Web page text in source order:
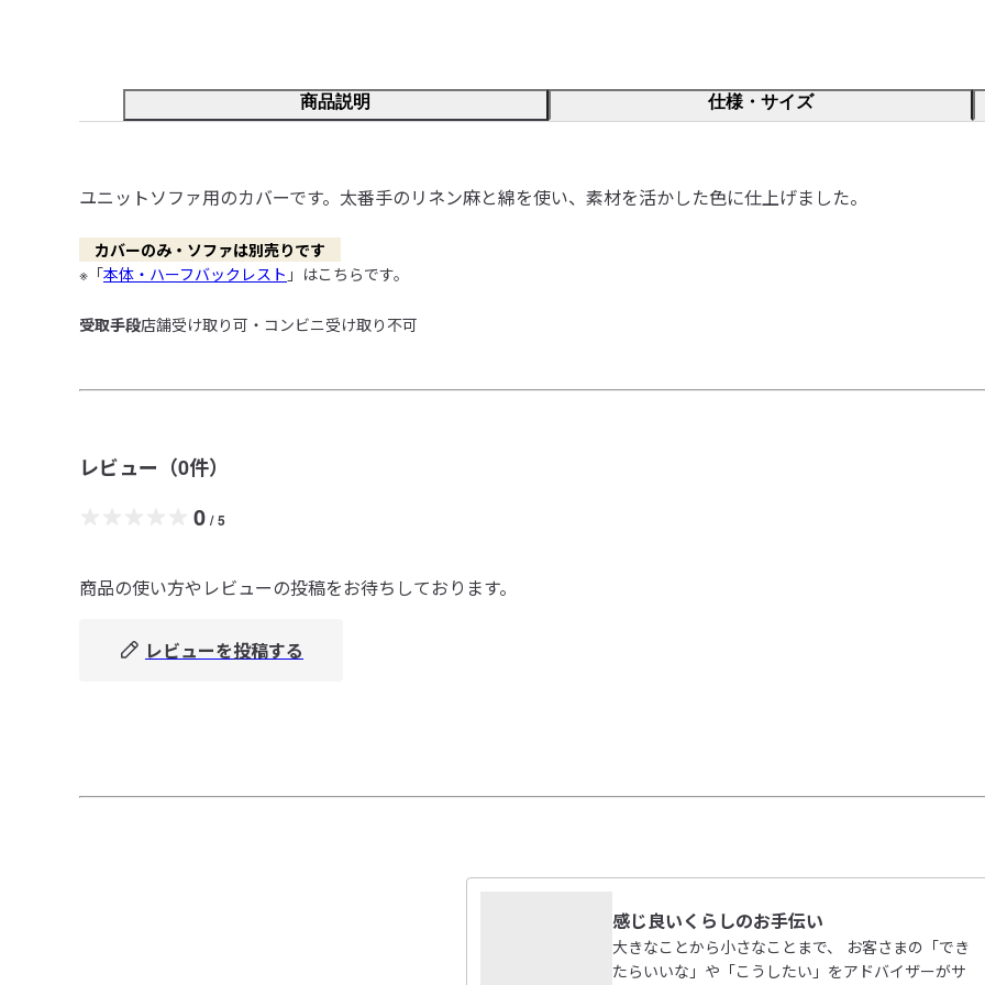
商品説明 仕様・サイズ
ユニットソファ用のカバーです。太番手のリネン麻と綿を使い、素材を活かした色に仕上げました。
カバーのみ・ソファは別売りです
※「本体・ハーフバックレスト 」はこちらです。
受取手段店舗受け取り可・コンビニ受け取り不可
レビュー（0件）
0 / 5
商品の使い方やレビューの投稿をお待ちしております。
レビューを投稿する
感じ良いくらしのお手伝い
大きなことから小さなことまで、 お客さまの「でき
たらいいな」や「こうしたい」をアドバイザーがサ